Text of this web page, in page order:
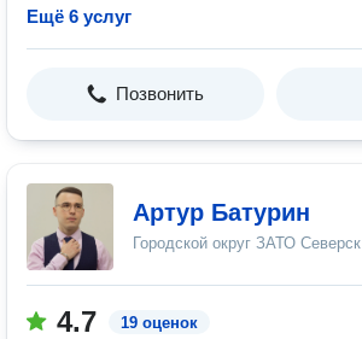
Ещё 6 услуг
Позвонить
Артур Батурин
Городской округ ЗАТО Северск
4.7 19 оценок